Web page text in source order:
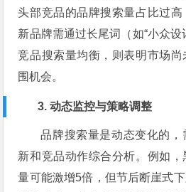
头部竞品的品牌搜索量占比过高
新品牌需通过长尾词（如“小众设
竞品搜索量均衡，则表明市场
围机会。
3. 动态监控与策略调整
品牌搜索量是动态变化的
新和竞品动作综合分析。例如
量可能激增5倍，但节后断崖式